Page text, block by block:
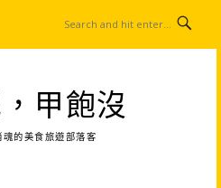
甲飽沒
的美食旅遊部落客